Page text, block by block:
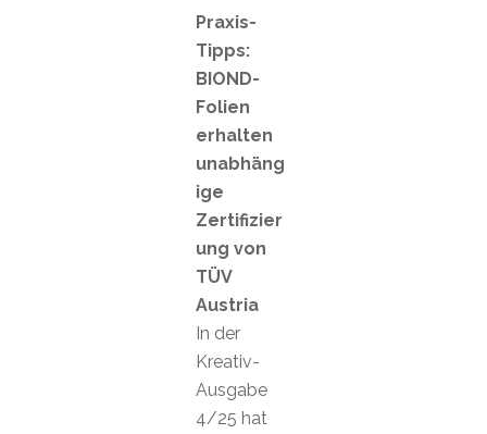
Praxis-
Tipps:
BIOND-
Folien
erhalten
unabhäng
ige
Zertifizier
ung von
TÜV
Austria
In der
Kreativ-
Ausgabe
4/25 hat